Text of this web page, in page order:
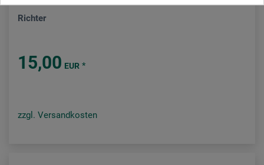
Richter
15,00 EUR *
zzgl. Versandkosten